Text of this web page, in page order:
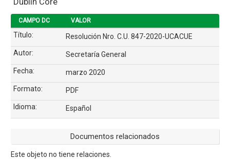
CAMPO DC VALOR
Título:
Resolución Nro. C.U. 847-2020-UCACUE
Autor:
Secretaría General
Fecha:
marzo 2020
Formato:
PDF
Idioma:
Español
Documentos relacionados
Este objeto no tiene relaciones.